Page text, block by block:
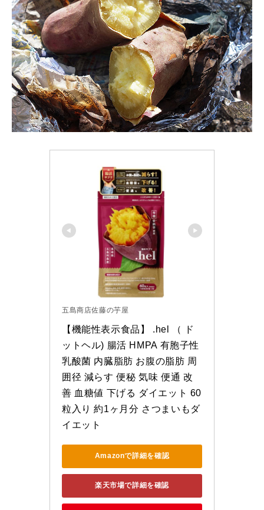
五島商店佐藤の芋屋
【機能性表示食品】 .hel （ ド
ットヘル) 腸活 HMPA 有胞子性
乳酸菌 内臓脂肪 お腹の脂肪 周
囲径 減らす 便秘 気味 便通 改
善 血糖値 下げる ダイエット 60
粒入り 約1ヶ月分 さつまいもダ
イエット
Amazonで詳細を確認
楽天市場で詳細を確認